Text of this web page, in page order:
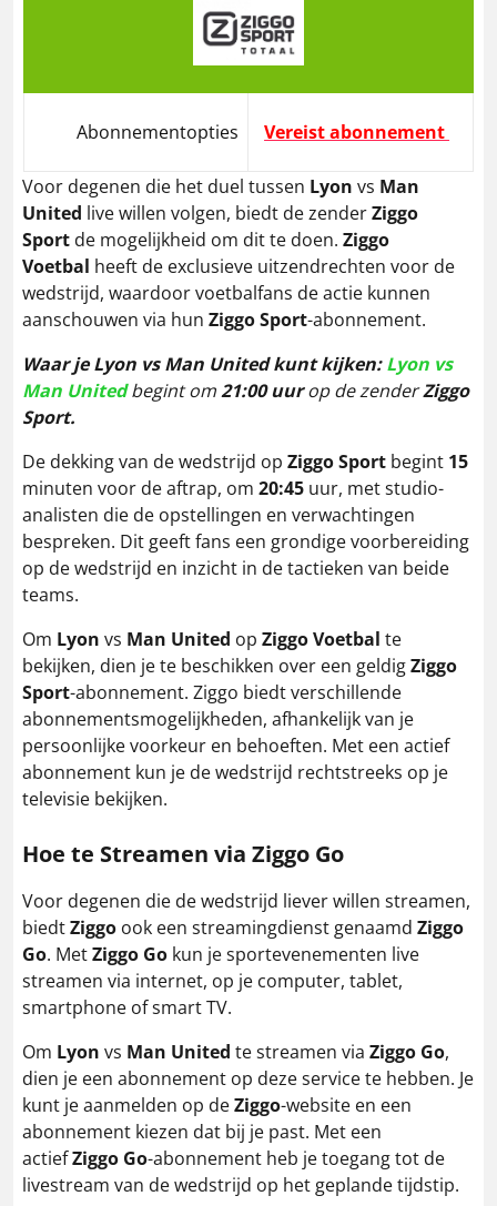
Abonnementopties Vereist abonnement
Voor degenen die het duel tussen Lyon vs Man
United live willen volgen, biedt de zenderZiggo
Sport de mogelijkheid om dit te doen. Ziggo
Voetbal heeft de exclusieve uitzendrechten voor de
wedstrijd, waardoor voetbalfans de actie kunnen
aanschouwen via hun Ziggo Sport-abonnement.
Waar jeLyon vsMan Unitedkunt kijken: Lyon vs
Man Unitedbegint om21:00 uurop de zenderZiggo
Sport.
De dekking van de wedstrijd op Ziggo Sport begint 15
minuten voor de aftrap, om 20:45 uur, met studio-
analisten die de opstellingen en verwachtingen
bespreken. Dit geeft fans een grondige voorbereiding
op de wedstrijd en inzicht in de tactieken van beide
teams.
Om Lyon vs Man United op Ziggo Voetbal te
bekijken, dien je te beschikken over een geldigZiggo
Sport-abonnement. Ziggo biedt verschillende
abonnementsmogelijkheden, afhankelijk van je
persoonlijke voorkeur en behoeften. Met een actief
abonnement kun je de wedstrijd rechtstreeks op je
televisie bekijken.
Hoe te Streamen via Ziggo Go
Voor degenen die de wedstrijd liever willen streamen,
biedtZiggo ook een streamingdienst genaamd Ziggo
Go. MetZiggo Go kun je sportevenementen live
streamen via internet, op je computer, tablet,
smartphone of smart TV.
Om Lyon vs Man United te streamen via Ziggo Go,
dien je een abonnement op deze service te hebben. Je
kunt je aanmelden op deZiggo-website en een
abonnement kiezen dat bij je past. Met een
actiefZiggo Go-abonnement heb je toegang tot de
livestream van de wedstrijd op het geplande tijdstip.